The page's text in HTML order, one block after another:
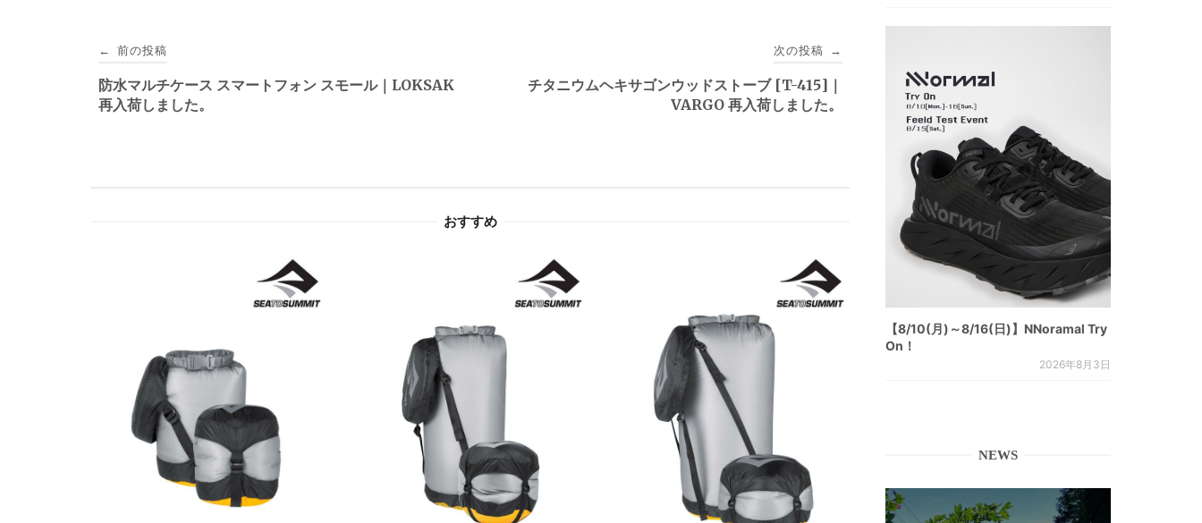
稿
ナ
← 前の投稿
防水マルチケース スマートフォン スモール｜LOKSAK
再入荷しました。
次の投稿 →
チタニウムヘキサゴンウッドストーブ [T-415]｜
VARGO 再入荷しました。
おすすめ
【8/10(月)～8/16(日)】NNoramal Try
On！
2026年8月3日
NEWS